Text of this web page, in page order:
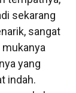
sekarang
sangat
yang
indah.